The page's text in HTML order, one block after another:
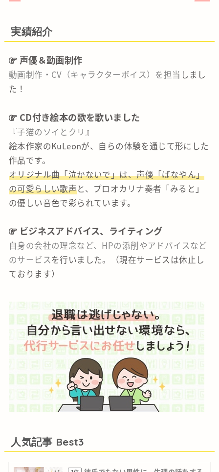
実績紹介
声優＆動画制作
動画制作・CV（キャラクターボイス）を担当 しまし
た！
CD付き絵本の歌を歌いました
『子猫のソイとクリ 』
絵本作家のKuLeonが、自らの体験を通じて形にした
作品です。
オリジナル曲「泣かないで」は、声優「ばなやん」
の可愛らしい歌声と、プロオカリナ奏者「みると」
の優しい音色で彩られています。
ビジネスアドバイス、ライティング
自身の会社の理念など、HPの添削やアドバイスなど
のサービスを行いました。（現在サービスは休止し
ております）
人気記事 Best3